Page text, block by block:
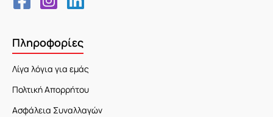
Πληροφορίες
Λίγα λόγια για εμάς
Πολτική Απορρήτου
Ασφάλεια Συναλλαγών